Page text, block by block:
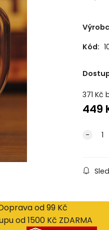
Kód:
371 Kč
449
od 99 Kč
od 1500 Kč ZDARMA